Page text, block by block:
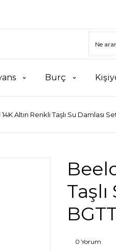
Burç
Altın Renkli Taşlı Su Damlası
0 Yorum